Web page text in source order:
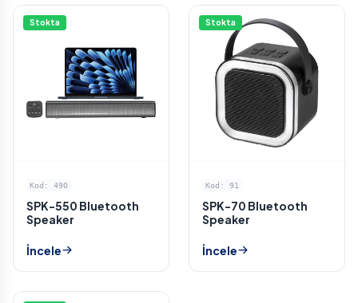
Stokta
Kod: 490
SPK-550 Bluetooth
Speaker
İncele
Stokta
Kod: 91
SPK-70 Bluetooth
Speaker
İncele